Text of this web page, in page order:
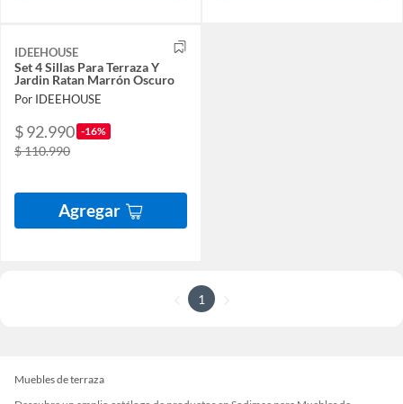
IDEEHOUSE
Set 4 Sillas Para Terraza Y
Jardin Ratan Marrón Oscuro
Por IDEEHOUSE
$ 92.990 -16%
$ 110.990
Agregar
1
Muebles de terraza